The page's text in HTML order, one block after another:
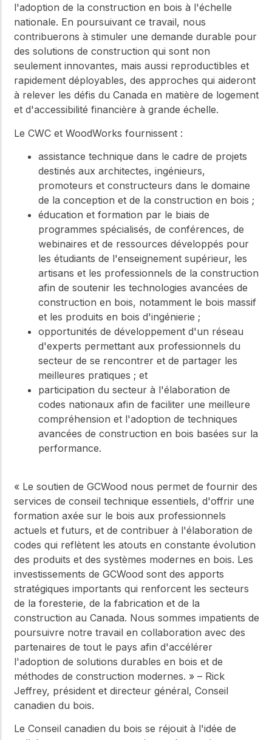
l'adoption de la construction en bois à l'échelle
nationale. En poursuivant ce travail, nous
contribuerons à stimuler une demande durable pour
des solutions de construction qui sont non
seulement innovantes, mais aussi reproductibles et
rapidement déployables, des approches qui aideront
à relever les défis du Canada en matière de logement
et d'accessibilité financière à grande échelle.
Le CWC et WoodWorks fournissent :
assistance technique dans le cadre de projets
destinés aux architectes, ingénieurs,
promoteurs et constructeurs dans le domaine
de la conception et de la construction en bois ;
éducation et formation par le biais de
programmes spécialisés, de conférences, de
webinaires et de ressources développés pour
les étudiants de l'enseignement supérieur, les
artisans et les professionnels de la construction
afin de soutenir les technologies avancées de
construction en bois, notamment le bois massif
et les produits en bois d'ingénierie ;
opportunités de développement d'un réseau
d'experts permettant aux professionnels du
secteur de se rencontrer et de partager les
meilleures pratiques ; et
participation du secteur à l'élaboration de
codes nationaux afin de faciliter une meilleure
compréhension et l'adoption de techniques
avancées de construction en bois basées sur la
performance.
« Le soutien de GCWood nous permet de fournir des
services de conseil technique essentiels, d'offrir une
formation axée sur le bois aux professionnels
actuels et futurs, et de contribuer à l'élaboration de
codes qui reflètent les atouts en constante évolution
des produits et des systèmes modernes en bois. Les
investissements de GCWood sont des apports
stratégiques importants qui renforcent les secteurs
de la foresterie, de la fabrication et de la
construction au Canada. Nous sommes impatients de
poursuivre notre travail en collaboration avec des
partenaires de tout le pays afin d'accélérer
l'adoption de solutions durables en bois et de
méthodes de construction modernes. » – Rick
Jeffrey, président et directeur général, Conseil
canadien du bois.
Le Conseil canadien du bois se réjouit à l'idée de